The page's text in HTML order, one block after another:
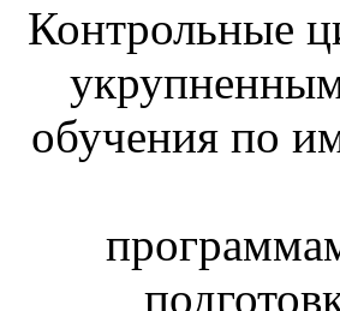
Контрольные
обучения по